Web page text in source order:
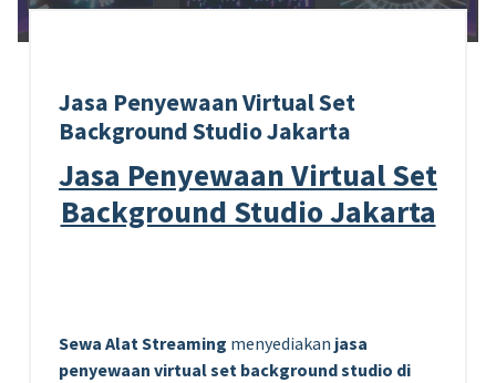
Jasa Penyewaan Virtual Set
Background Studio Jakarta
Jasa Penyewaan Virtual Set
Background Studio Jakarta
Sewa Alat Streaming menyediakan jasa
penyewaan virtual set background studio di